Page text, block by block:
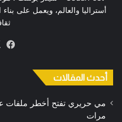
أستراليا والعالم، ويعمل على
أحدث المقالات
مي حريري تفتح أخطر ملفات
مرات